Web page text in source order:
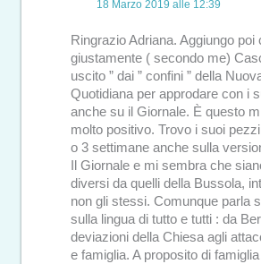
18 Marzo 2019 alle 12:39
Ringrazio Adriana. Aggiungo poi
giustamente ( secondo me)
uscito ” dai ” confini ” della
Quotidiana per approdare con i
anche su il Giornale. È questo
molto positivo. Trovo i suoi
o 3 settimane anche sulla
Il Giornale e mi sembra che
diversi da quelli della Bussola,
non gli stessi. Comunque parla
sulla lingua di tutto e tutti : da
deviazioni della Chiesa agli
e famiglia. A proposito di